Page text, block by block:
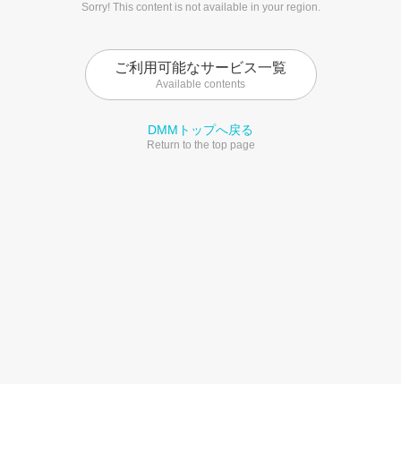
Sorry! This content is not available in your region.
ご利用可能なサービス一覧
Available contents
DMMトップへ戻る
Return to the top page